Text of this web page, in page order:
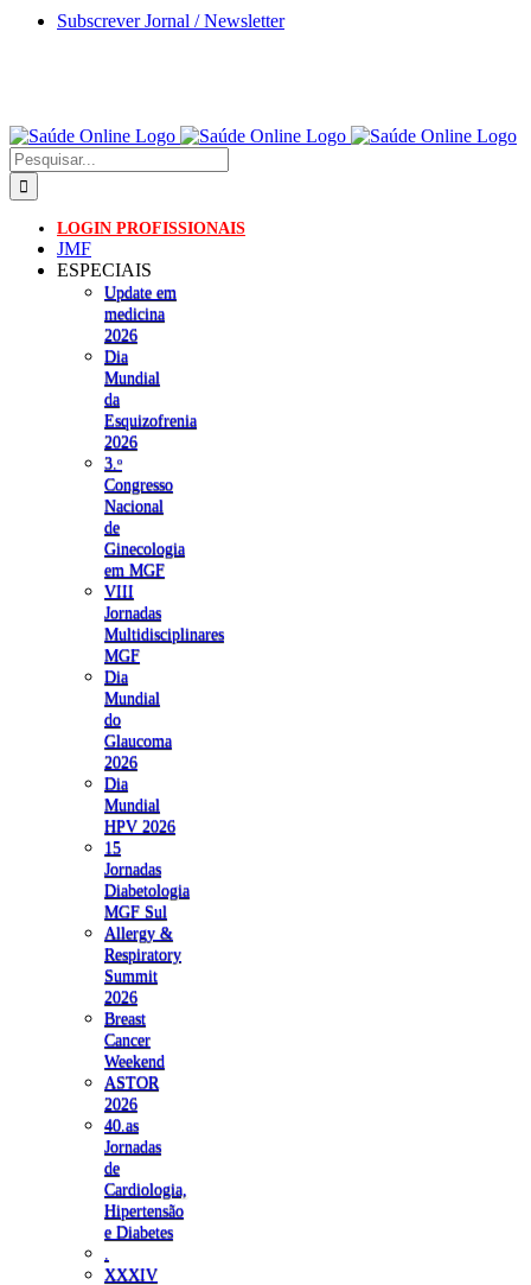
Skip
Subscrever Jornal / Newsletter
Pesquisar
LOGIN PROFISSIONAIS
JMF
ESPECIAIS
Update em
medicina
2026
Dia
Mundial
da
Esquizofrenia
2026
3.ᵒ
Congresso
Nacional
de
Ginecologia
em MGF
VIII
Jornadas
Multidisciplinares
MGF
Dia
Mundial
do
Glaucoma
2026
Dia
Mundial
HPV 2026
15
Jornadas
Diabetologia
MGF Sul
Allergy &
Respiratory
Summit
2026
Breast
Cancer
Weekend
ASTOR
2026
40.as
Jornadas
de
Cardiologia,
Hipertensão
e Diabetes
XXXIV